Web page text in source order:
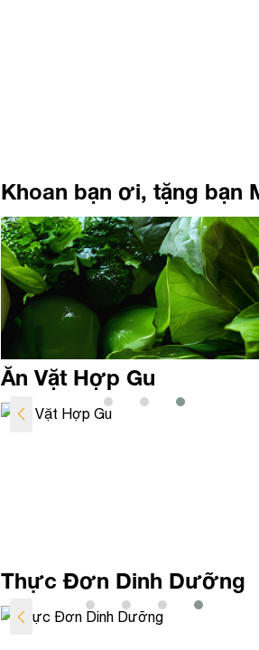
Khoan bạn ơi, tặng bạn
Ăn Vặt Hợp Gu
Thực Đơn Dinh Dưỡng